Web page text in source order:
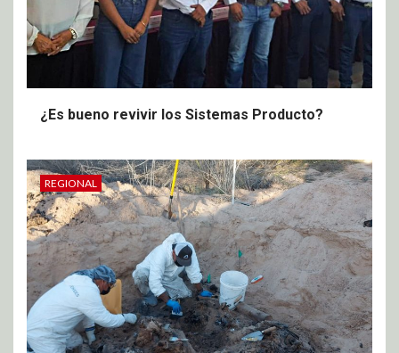
¿Es bueno revivir los Sistemas Producto?
REGIONAL